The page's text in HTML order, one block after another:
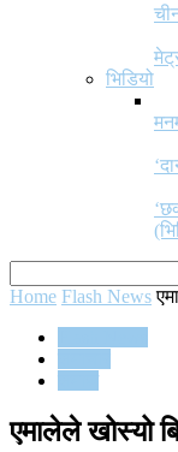
भिडियो
Home Flash News
एमालेले खोस्यो